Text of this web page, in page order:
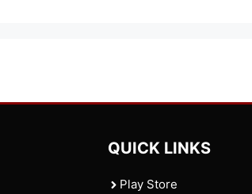
QUICK LINKS
Play Store